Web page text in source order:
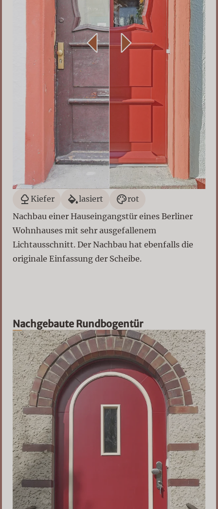
Kiefer lasiert
rot
Nachbau einer Hauseingangstür eines Berliner
Wohnhauses mit sehr ausgefallenem
Lichtausschnitt. Der Nachbau hat ebenfalls die
originale Einfassung der Scheibe.
Nachgebaute Rundbogentür